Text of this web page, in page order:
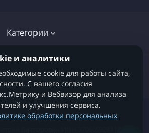
Категории
Детские кровати
Детские матрасы
и кресла-кровати
Информация
о доставке
© 2016 - 2026
Викторович ИНН 370605928118
и аналитики
cookie для работы сайта,
С вашего согласия
и Вебвизор для анализа
и улучшения сервиса.
обработки персональных